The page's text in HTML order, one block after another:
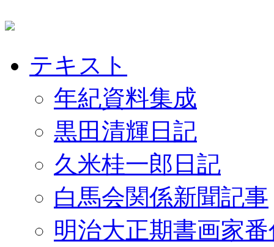
テキスト
年紀資料集成
黒田清輝日記
久米桂一郎日記
白馬会関係新聞記事
明治大正期書画家